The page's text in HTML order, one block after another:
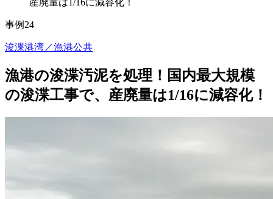
事例24
浚渫港湾／漁港公共
漁港の浚渫汚泥を処理！国内最大規模
の浚渫工事で、産廃量は1/16に減容化！